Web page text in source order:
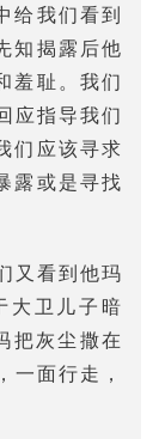
给我们看到
知揭露后他
羞耻。我们
应指导我们
们应该寻求
露或是寻找
又看到他玛
大卫儿子暗
把灰尘撒在
一面行走，